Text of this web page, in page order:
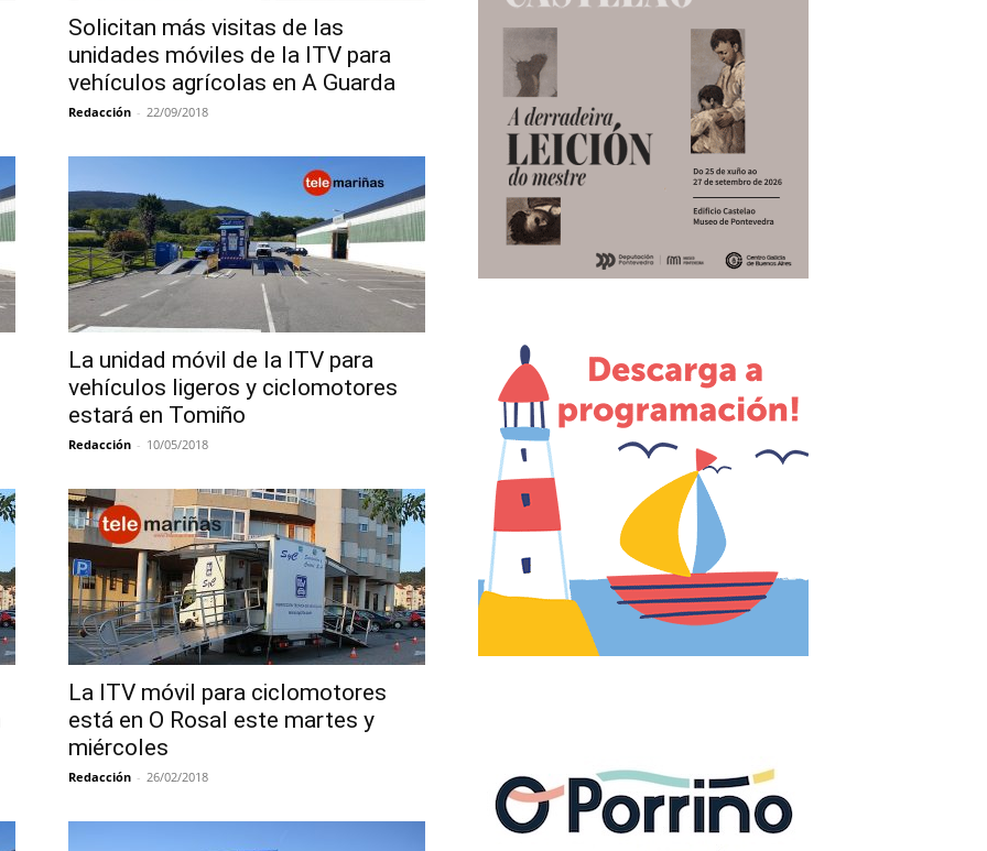
Solicitan más visitas de las
unidades móviles de la ITV para
vehículos agrícolas en A Guarda
Redacción - 22/09/2018
La unidad móvil de la ITV para
vehículos ligeros y ciclomotores
estará en Tomiño
Redacción - 10/05/2018
La ITV móvil para ciclomotores
está en O Rosal este martes y
miércoles
Redacción - 26/02/2018